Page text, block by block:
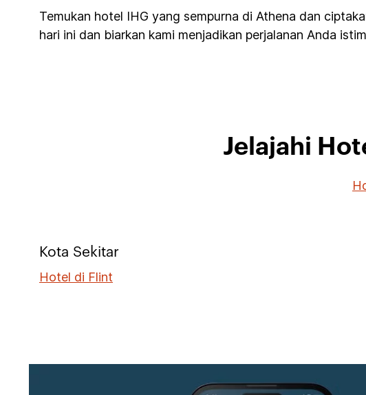
Temukan hotel IHG yang sempurna di Athena dan
hari ini dan biarkan kami menjadikan perjalanan Anda
Jelajahi
Kota Sekitar
Hotel di Flint